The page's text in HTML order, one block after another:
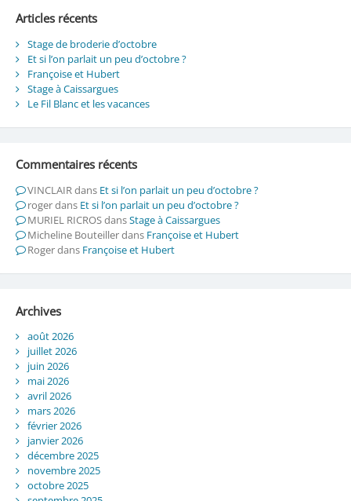
Articles récents
Stage de broderie d’octobre
Et si l’on parlait un peu d’octobre ?
Françoise et Hubert
Stage à Caissargues
Le Fil Blanc et les vacances
Commentaires récents
VINCLAIRdans Et si l’on parlait un peu d’octobre ?
rogerdans Et si l’on parlait un peu d’octobre ?
MURIEL RICROSdansStage à Caissargues
Micheline Bouteillerdans Françoise et Hubert
Rogerdans Françoise et Hubert
Archives
août 2026
juillet 2026
juin 2026
mai 2026
avril 2026
mars 2026
février 2026
janvier 2026
décembre 2025
novembre 2025
octobre 2025